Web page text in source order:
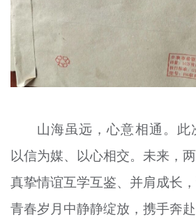
山海虽远，心意相通。
以信为媒、以心相交。未来，
真挚情谊互学互鉴、并肩成长
青春岁月中静静绽放，携手奔赴